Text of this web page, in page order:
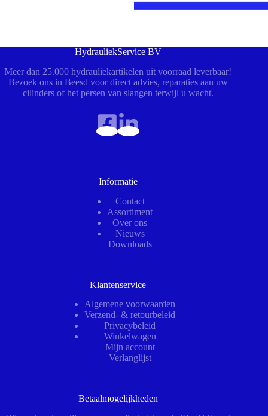
HydrauliekService BV
Meer dan 25.000 hydrauliekartikelen uit voorraad leverbaar!
Bezoek ons in Beesd voor direct advies, reparaties aan uw
cilinders of het persen van slangen terwijl u wacht.
Informatie
Contact
Assortiment
Over ons
Nieuws
Downloads
Klantenservice
Algemene voorwaarden
Verzend- & retourbeleid
Privacybeleid
Winkelwagen
Mijn account
Verlanglijst
Betaalmogelijkheden